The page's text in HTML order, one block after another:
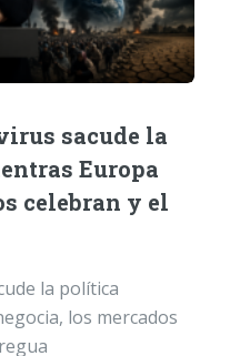
sacude la
Europa
celebran y el
la política
los mercados